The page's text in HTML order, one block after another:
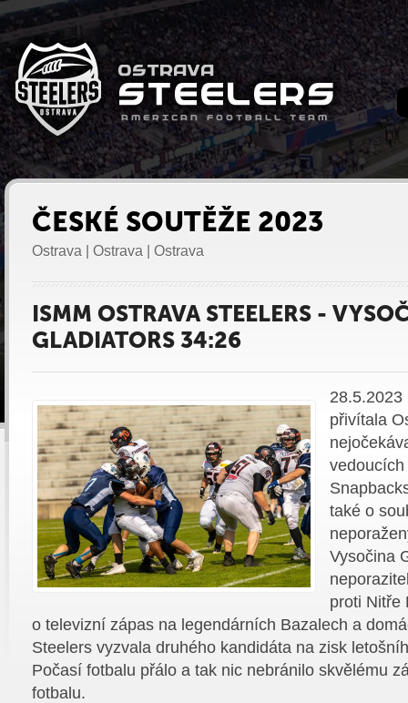
ČESKÉ SOUTĚŽE 2023
Ostrava | Ostrava | Ostrava
ISMM OSTRAVA STEELERS -
GLADIATORS 34:26
přivítala
také o
Vysočina
proti Nitře
o televizní zápas na legendárních Bazalech a
Steelers vyzvala druhého kandidáta na zisk
Počasí fotbalu přálo a tak nic nebránilo skvělému
fotbalu.